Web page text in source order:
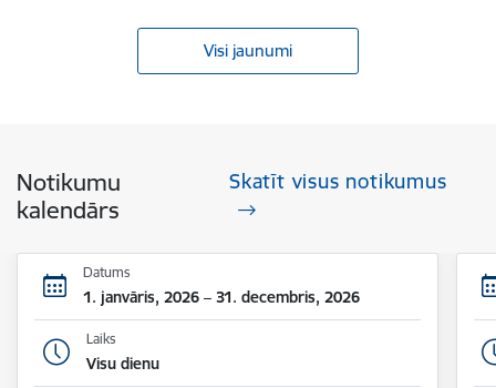
Visi jaunumi
Notikumu
kalendārs
Skatīt visus notikumus
Datums
1. janvāris, 2026 – 31. decembris, 2026
Laiks
Visu dienu